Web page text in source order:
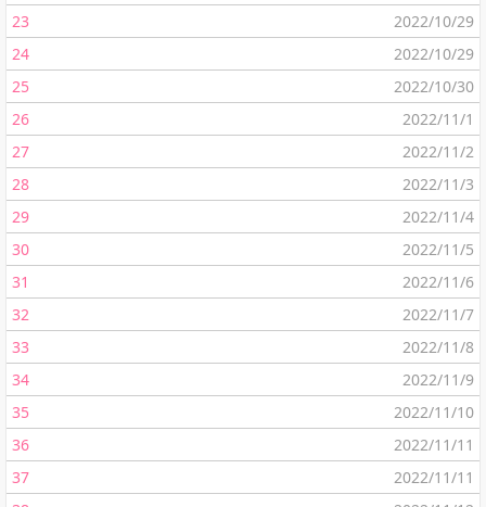
23
2022/10/29
24
2022/10/29
25
2022/10/30
26
2022/11/1
27
2022/11/2
28
2022/11/3
29
2022/11/4
30
2022/11/5
31
2022/11/6
32
2022/11/7
33
2022/11/8
34
2022/11/9
35
2022/11/10
36
2022/11/11
37
2022/11/11